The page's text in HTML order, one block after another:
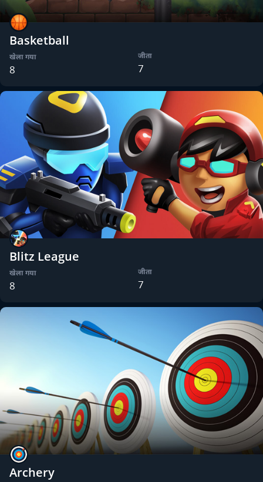
Basketball
खेला गया
8
जीता
7
Blitz League
खेला गया
8
जीता
7
Archery